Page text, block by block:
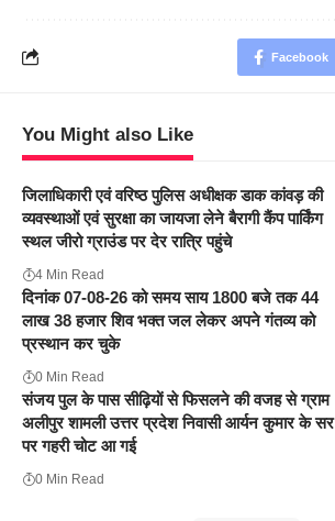
Facebook
You Might also Like
जिलाधिकारी एवं वरिष्ठ पुलिस अधीक्षक डाक कांवड़ की
व्यवस्थाओं एवं सुरक्षा का जायजा लेने बैरागी कैंप पार्किंग
स्थल जीरो ग्राउंड पर देर रात्रि पहुंचे
4 Min Read
दिनांक 07-08-26 को समय साय 1800 बजे तक 44
लाख 38 हजार शिव भक्त जल लेकर अपने गंतव्य को
प्रस्थान कर चुके
0 Min Read
संजय पुल के पास सीढ़ियों से फिसलने की वजह से ग्राम
अलीपुर शामली उत्तर प्रदेश निवासी आर्यन कुमार के सर
पर गहरी चोट आ गई
0 Min Read